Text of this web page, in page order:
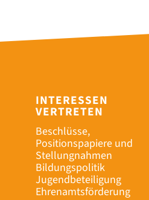
INTERESSEN
VERTRETEN
Beschlüsse,
Positionspapiere und
Stellungnahmen
Bildungspolitik
Jugendbeteiligung
Ehrenamtsförderung